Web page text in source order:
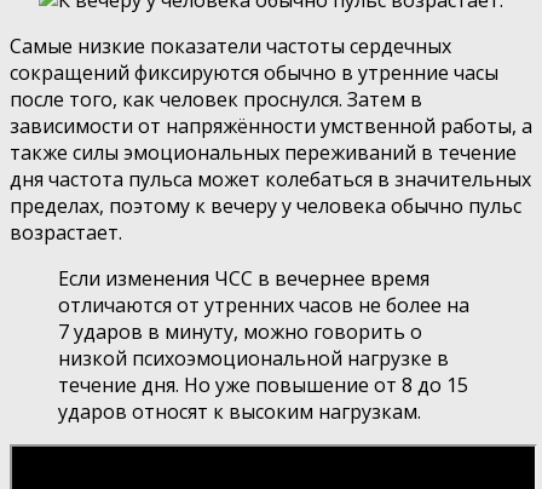
Самые низкие показатели частоты сердечных
сокращений фиксируются обычно в утренние часы
после того, как человек проснулся. Затем в
зависимости от напряжённости умственной работы, а
также силы эмоциональных переживаний в течение
дня частота пульса может колебаться в значительных
пределах, поэтому к вечеру у человека обычно пульс
возрастает.
Если изменения ЧСС в вечернее время
отличаются от утренних часов не более на
7 ударов в минуту, можно говорить о
низкой психоэмоциональной нагрузке в
течение дня. Но уже повышение от 8 до 15
ударов относят к высоким нагрузкам.